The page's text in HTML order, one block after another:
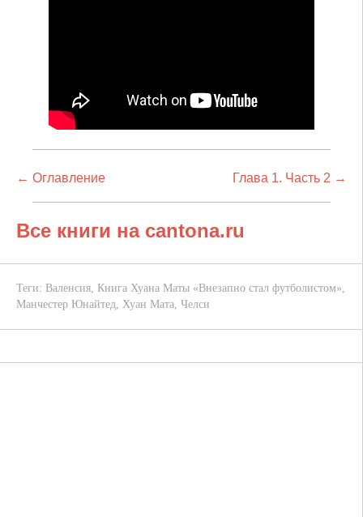
← Оглавление Глава 1. Часть 2 →
Все книги на cantona.ru
Теги: Валенсия, Книга Хуана Маты «Внезапно стал футболистом»,
Манчестер Юнайтед, Хуан Мата, Челси